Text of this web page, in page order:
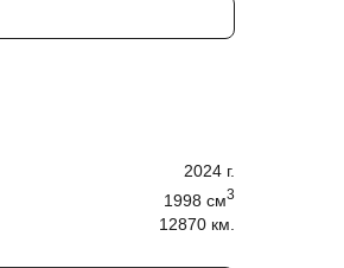
2024 г.
1998 cм3
12870 км.